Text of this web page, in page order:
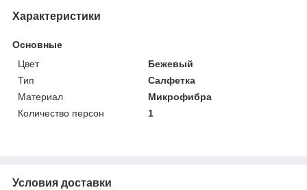
Характеристики
Основные
Цвет
Бежевый
Тип
Салфетка
Материал
Микрофибра
Количество персон
1
Условия доставки